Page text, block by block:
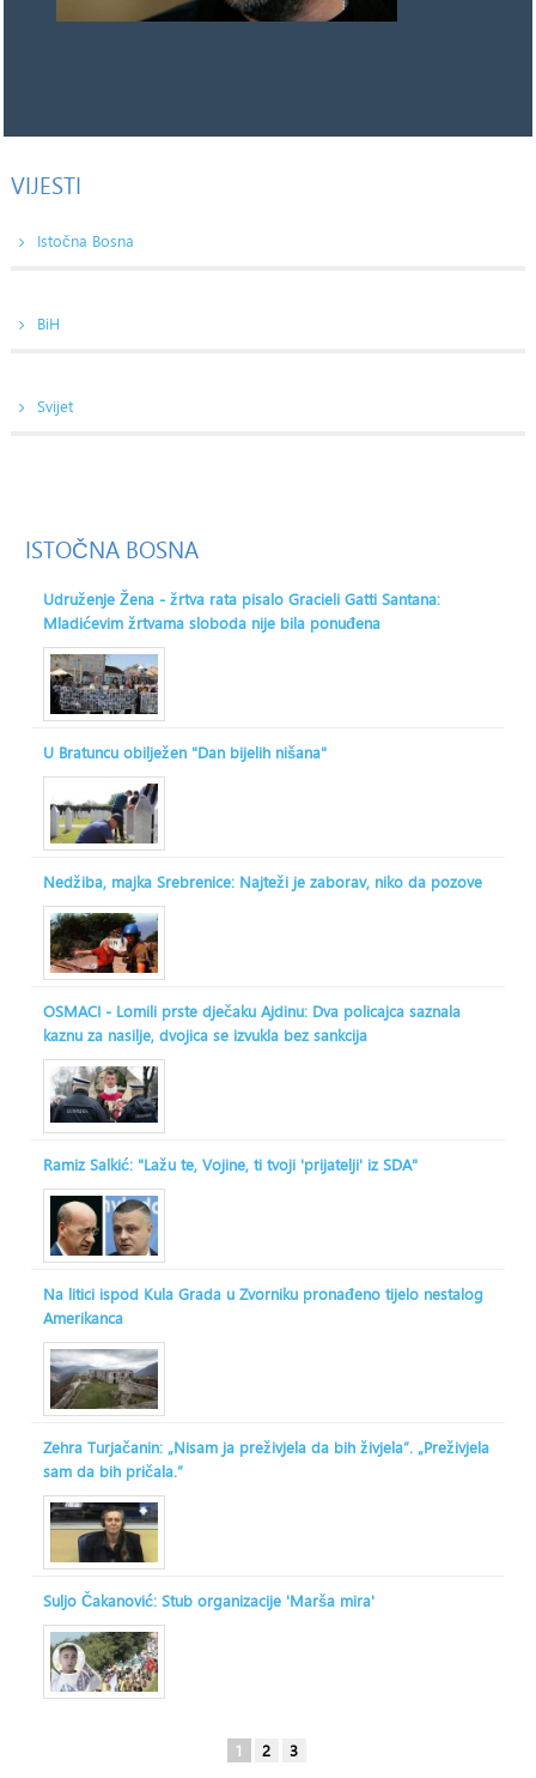
VIJESTI
Istočna Bosna
BiH
Svijet
ISTOČNA BOSNA
Udruženje Žena - žrtva rata pisalo Gracieli Gatti Santana:
Mladićevim žrtvama sloboda nije bila ponuđena
U Bratuncu obilježen "Dan bijelih nišana"
Nedžiba, majka Srebrenice: Najteži je zaborav, niko da pozove
OSMACI - Lomili prste dječaku Ajdinu: Dva policajca saznala
kaznu za nasilje, dvojica se izvukla bez sankcija
Ramiz Salkić: "Lažu te, Vojine, ti tvoji 'prijatelji' iz SDA"
Na litici ispod Kula Grada u Zvorniku pronađeno tijelo nestalog
Amerikanca
Zehra Turjačanin: „Nisam ja preživjela da bih živjela“. „Preživjela
sam da bih pričala.“
Suljo Čakanović: Stub organizacije 'Marša mira'
1 2 3